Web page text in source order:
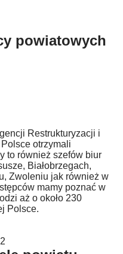
powiatowych
Restrukturyzacji i
otrzymali
to również szefów biur
Białobrzegach,
Zwoleniu jak również w
mamy poznać w
aż o około 230
Polsce.